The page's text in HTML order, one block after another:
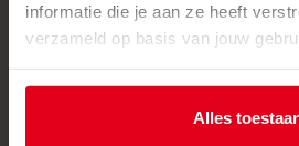
informatie die je aan ze heeft
verzameld op basis van jouw
Alles
verlaten. Bij SKBG stoppen
startende docenten dan